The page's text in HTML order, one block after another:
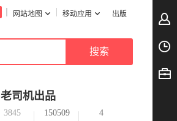
网站地图 移动应用 出版
老司机出品
3845
150509
4